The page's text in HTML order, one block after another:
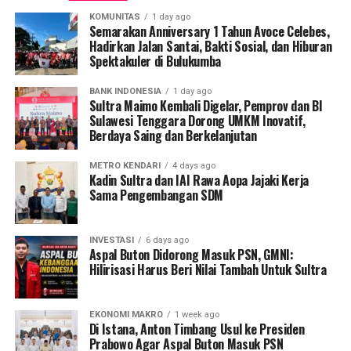
kontrol, kapasitas, dan jalur komunikasi satelit di Banda
Aceh, Bengkulu, Cikarang, Gresik, Banjarmasin, Tarakan,
Kupang, dan Makassar.
Walau diproduksi dengan dukungan mitra internasional,
desain, pengelolaan, dan pemanfaatan Satelit
Nusantara Lima sepenuhnya untuk kepentingan
Indonesia, sehingga menjadi adalah bukti nyata karya
anak bangsa Indonesia melalui Grup PSN, pionir industri
satelit nasional.
Hal ini menunjukkan bahwa Indonesia tidak hanya
konsumen, tetapi juga produsen dan pengelola
teknologi satelit untuk kepentingan rakyat.
Satelit Nusantara Lima juga akan mempercepat
pemerataan internet hingga ke wilayah tertinggal,
terdepan, dan terluar (3T), menopang transformasi
digital nasional dan memperkuat ekonomi digital,
perangkat hukum yang relevan dengan pengembangan
AI, seperti UU ITE, UU Pelindungan Data Pribadi, KUHP,
serta sejumlah peraturan kementerian dan surat edaran
etika AI.
Regulasi-regulasi tersebut menjadi pijakan dalam
memitigasi risiko dan menjadi panduan dalam
memanfaatkan teknologi.
“Dengan seperangkat peraturan ini, saya pikir kami
dapat memiliki referensi bagi semua pemangku
kepentingan yang ingin mengembangkan teknologi AI.
kami juga dapat menavigasi dan memitigasi risikonya,”
jelasnya.
Selain regulasi, Kementerian Komdigi juga tengah
merancang peta jalan AI nasional.
KOMUNITAS 1 day ago
Semarakan Anniversary 1 Tahun Avoce Celebes,
Hadirkan Jalan Santai, Bakti Sosial, dan Hiburan
Spektakuler di Bulukumba
BANK INDONESIA 1 day ago
Sultra Maimo Kembali Digelar, Pemprov dan BI
Sulawesi Tenggara Dorong UMKM Inovatif,
Berdaya Saing dan Berkelanjutan
METRO KENDARI 4 days ago
Kadin Sultra dan IAI Rawa Aopa Jajaki Kerja
Sama Pengembangan SDM
INVESTASI 6 days ago
Aspal Buton Didorong Masuk PSN, GMNI:
Hilirisasi Harus Beri Nilai Tambah Untuk Sultra
EKONOMI MAKRO 1 week ago
Di Istana, Anton Timbang Usul ke Presiden
Prabowo Agar Aspal Buton Masuk PSN